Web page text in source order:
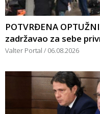
POTVRĐENA
zadržavao za sebe
Valter Portal 06.08.2026